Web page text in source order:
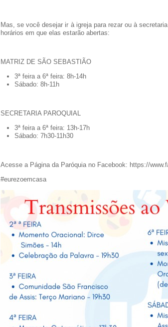
Mas, se você desejar ir à igreja para rezar ou à
horários em que elas estarão abertas:
MATRIZ DE SÃO SEBASTIÃO
3ª feira a 6ª feira: 8h-14h
Sábado: 8h-11h
SECRETARIA PAROQUIAL
3ª feira a 6ª feira: 13h-17h
Sábado: 7h30-11h30
Acesse a Página da Paróquia no Facebook: https://
#eurezoemcasa